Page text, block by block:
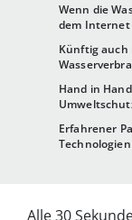
Wenn die
dem Internet
Künftig auch
Hand in
Erfahrener
Technologien
Alle 30